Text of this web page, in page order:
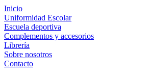
Inicio
Uniformidad Escolar
Escuela deportiva
Complementos y accesorios
Librería
Sobre nosotros
Contacto